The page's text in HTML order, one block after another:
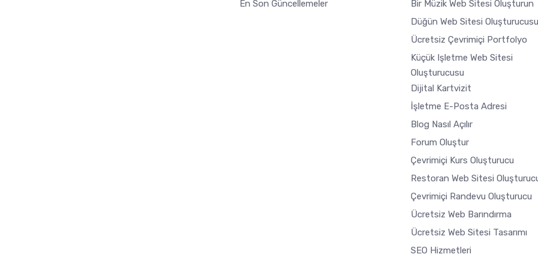
En Son Güncellemeler
Bir Müzik Web Sitesi Oluşturun
Düğün Web Sitesi Oluşturucusu
Ücretsiz Çevrimiçi Portfolyo
Küçük Işletme Web Sitesi
Oluşturucusu
Dijital Kartvizit
İşletme E-Posta Adresi
Blog Nasıl Açılır
Forum Oluştur
Çevrimiçi Kurs Oluşturucu
Restoran Web Sitesi
Çevrimiçi Randevu Oluşturucu
Ücretsiz Web Barındırma
Ücretsiz Web Sitesi Tasarımı
SEO Hizmetleri